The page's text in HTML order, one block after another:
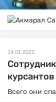
14.01.2022
Всего они